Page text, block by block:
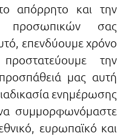
απόρρητο και την
προσωπικών σας
επενδύουμε χρόνο
την
μας αυτή
ενημέρωσης
συμμορφωνόμαστε
ευρωπαϊκό και